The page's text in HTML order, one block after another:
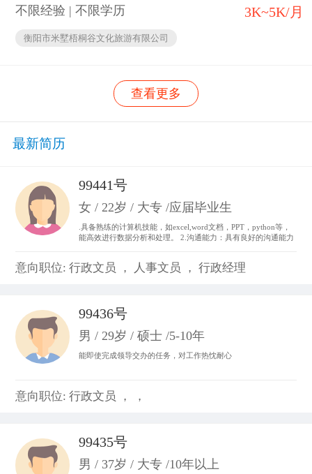
不限经验 | 不限学历
衡阳市米墅梧桐谷文化旅游有限公司
3K~5K/月
查看更多
最新简历
99441号
女 / 22岁 / 大专 /应届毕业生
.具备熟练的计算机技能，如excel,word文档，PPT，python等，
能高效进行数据分析和处理。 2.沟通能力：具有良好的沟通能力
度参与”为行动准则。。
意向职位: 行政文员 ， 人事文员 ， 行政经理
99436号
男 / 29岁 / 硕士 /5-10年
能即使完成领导交办的任务，对工作热忱耐心
意向职位: 行政文员 ， ，
99435号
男 / 37岁 / 大专 /10年以上